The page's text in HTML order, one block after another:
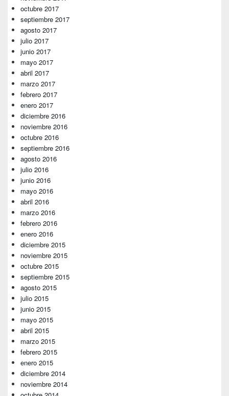
octubre 2017
septiembre 2017
agosto 2017
julio 2017
junio 2017
mayo 2017
abril 2017
marzo 2017
febrero 2017
enero 2017
diciembre 2016
noviembre 2016
octubre 2016
septiembre 2016
agosto 2016
julio 2016
junio 2016
mayo 2016
abril 2016
marzo 2016
febrero 2016
enero 2016
diciembre 2015
noviembre 2015
octubre 2015
septiembre 2015
agosto 2015
julio 2015
junio 2015
mayo 2015
abril 2015
marzo 2015
febrero 2015
enero 2015
diciembre 2014
noviembre 2014